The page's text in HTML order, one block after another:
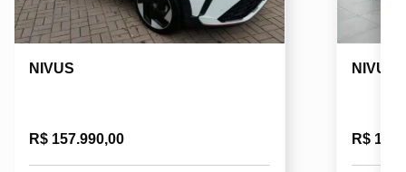
NIVUS
R$ 157.990,00
NIVUS
R$